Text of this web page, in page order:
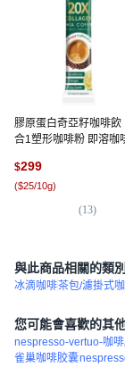
膠原蛋白奇亞籽咖啡飲
合1塑形咖啡粉 即溶咖
脂咖啡 健身咖啡 輕卡咖
日常機能飲品 台灣即溶
啡 上班族飲品 運動營養
美妍咖啡 輕鬆代餐飲 冷
$299
($25/10g)
(13)
與此商品相關的類別
冰滴咖啡茶包/濾掛式
您可能會喜歡的其
nespresso-vertuo-咖
雀巢咖啡胶囊